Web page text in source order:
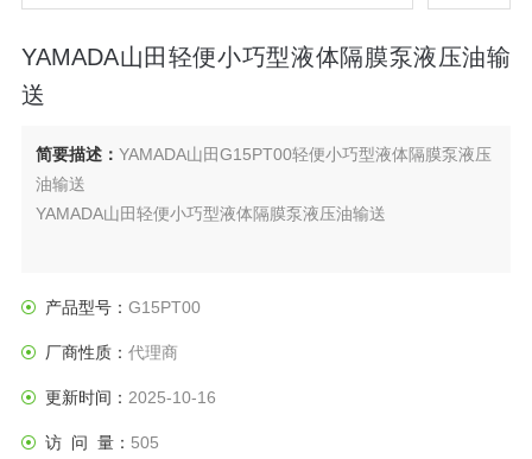
YAMADA山田轻便小巧型液体隔膜泵液压油输
送
简要描述： YAMADA山田G15PT00轻便小巧型液体隔膜泵液压
油输送
YAMADA山田轻便小巧型液体隔膜泵液压油输送
酒精/乙醇输送 /润滑油/液压油输送 /辊涂机涂料供给 /
安装 /
油墨、颜料转移等
产品型号： G15PT00
厂商性质： 代理商
更新时间： 2025-10-16
访 问 量： 505